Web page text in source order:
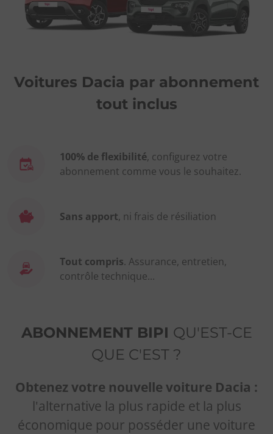
Voitures Dacia par abonnement
tout inclus
100% de flexibilité, configurez votre
abonnement comme vous le souhaitez.
Sans apport, ni frais de résiliation
Tout compris. Assurance, entretien,
contrôle technique...
ABONNEMENT BIPI QU'EST-CE
QUE C'EST ?
Obtenez votre nouvelle voiture Dacia :
l'alternative la plus rapide et la plus
économique pour posséder une voiture